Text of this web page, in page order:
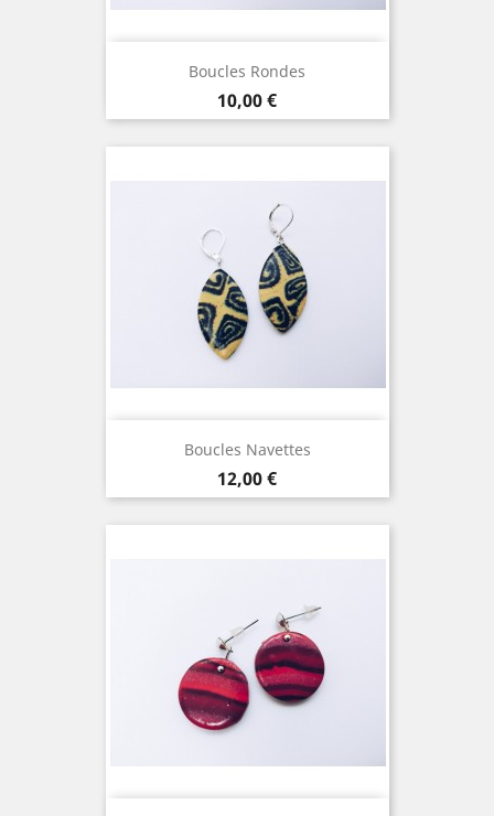
Boucles Rondes
Prix
10,00 €
Boucles Navettes
Prix
12,00 €